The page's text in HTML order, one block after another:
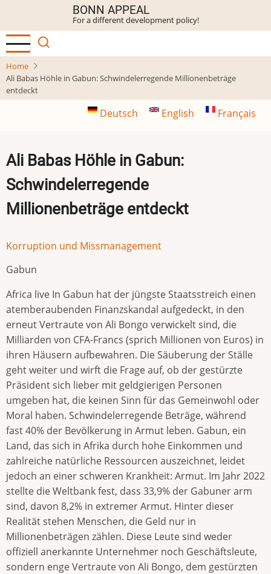
main
content
BONN APPEAL
For a different development policy!
Home
Ali Babas Höhle in Gabun: Schwindelerregende Millionenbeträge
entdeckt
Deutsch English Français
Ali Babas Höhle in Gabun:
Schwindelerregende
Millionenbeträge entdeckt
Korruption und Missmanagement
Gabun
Africa live In Gabun hat der jüngste Staatsstreich einen
atemberaubenden Finanzskandal aufgedeckt, in den
erneut Vertraute von Ali Bongo verwickelt sind, die
Milliarden von CFA-Francs (sprich Millionen von Euros) in
ihren Häusern aufbewahren. Die Säuberung der Ställe
geht weiter und wirft die Frage auf, ob der gestürzte
Präsident sich lieber mit geldgierigen Personen
umgeben hat, die keinen Sinn für das Gemeinwohl oder
Moral haben. Schwindelerregende Beträge, während
fast 40% der Bevölkerung in Armut leben. Gabun, ein
Land, das sich in Afrika durch hohe Einkommen und
zahlreiche natürliche Ressourcen auszeichnet, leidet
jedoch an einer schweren Krankheit: Armut. Im Jahr 2022
stellte die Weltbank fest, dass 33,9% der Gabuner arm
sind, davon 8,2% in extremer Armut. Hinter dieser
Realität stehen Menschen, die Geld nur in
Millionenbeträgen zählen. Diese Leute sind weder
offiziell anerkannte Unternehmer noch Geschäftsleute,
sondern enge Vertraute von Ali Bongo, dem gestürzten